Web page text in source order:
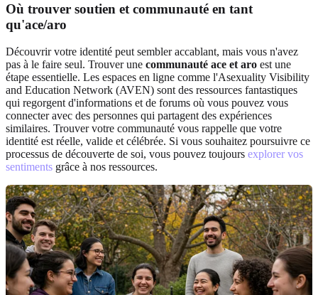
Où trouver soutien et communauté en tant
qu'ace/aro
Découvrir votre identité peut sembler accablant, mais vous n'avez
pas à le faire seul. Trouver une communauté ace et aro est une
étape essentielle. Les espaces en ligne comme l'Asexuality Visibility
and Education Network (AVEN) sont des ressources fantastiques
qui regorgent d'informations et de forums où vous pouvez vous
connecter avec des personnes qui partagent des expériences
similaires. Trouver votre communauté vous rappelle que votre
identité est réelle, valide et célébrée. Si vous souhaitez poursuivre ce
processus de découverte de soi, vous pouvez toujours explorer vos
sentiments grâce à nos ressources.